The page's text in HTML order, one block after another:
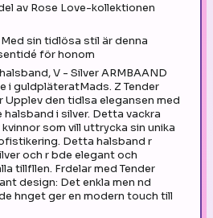
av Rose Love-kollektionen
sin tidlösa stil är denna
för honom
V - Silver ARMBAAND
i guldpläteratMads. Z Tender
Upplev den tidlsa elegansen med
halsband i silver. Detta vackra
som vill uttrycka sin unika
Detta halsband r
och r bde elegant och
tillfllen. Frdelar med Tender
design: Det enkla men nd
hnget ger en modern touch till